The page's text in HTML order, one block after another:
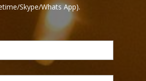
Skype/Whats App).